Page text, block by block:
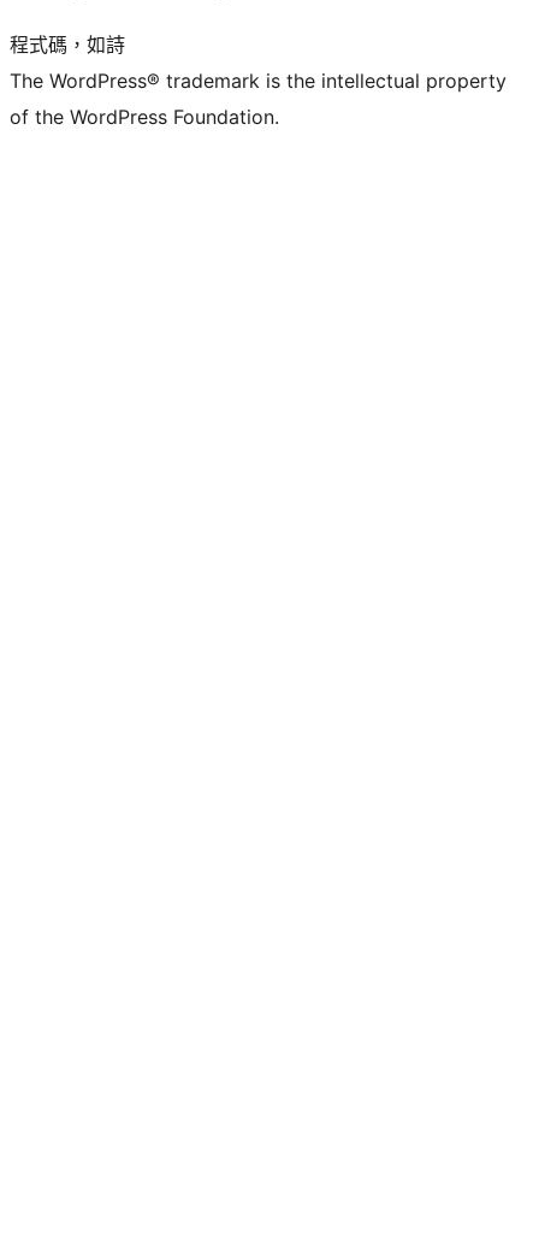
程式碼，如詩
The WordPress® trademark is the intellectual property
of the WordPress Foundation.